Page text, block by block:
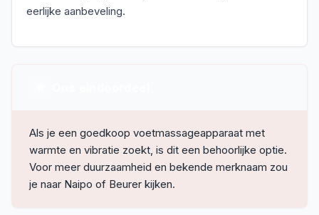
eerlijke aanbeveling.
Als je een goedkoop voetmassageapparaat met
warmte en vibratie zoekt, is dit een behoorlijke optie.
Voor meer duurzaamheid en bekende merknaam zou
je naar Naipo of Beurer kijken.